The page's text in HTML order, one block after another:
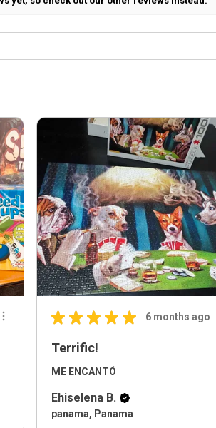
★ ★ ★ ★ ★ 6 months ago
Terrific!
ME ENCANTÓ
Ehiselena B.
panama, Panama